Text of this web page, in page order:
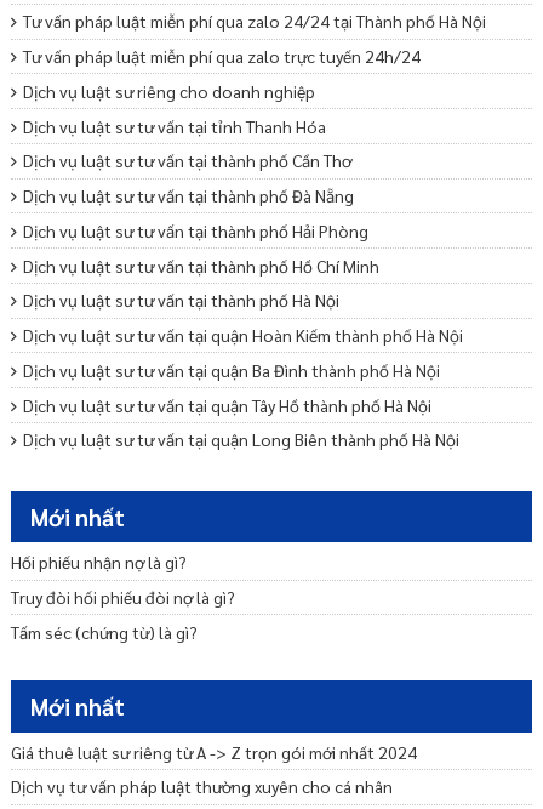
Tư vấn pháp luật miễn phí qua zalo 24/24 tại Thành phố Hà Nội
Tư vấn pháp luật miễn phí qua zalo trực tuyến 24h/24
Dịch vụ luật sư riêng cho doanh nghiệp
Dịch vụ luật sư tư vấn tại tỉnh Thanh Hóa
Dịch vụ luật sư tư vấn tại thành phố Cần Thơ
Dịch vụ luật sư tư vấn tại thành phố Đà Nẵng
Dịch vụ luật sư tư vấn tại thành phố Hải Phòng
Dịch vụ luật sư tư vấn tại thành phố Hồ Chí Minh
Dịch vụ luật sư tư vấn tại thành phố Hà Nội
Dịch vụ luật sư tư vấn tại quận Hoàn Kiếm thành phố Hà Nội
Dịch vụ luật sư tư vấn tại quận Ba Đình thành phố Hà Nội
Dịch vụ luật sư tư vấn tại quận Tây Hồ thành phố Hà Nội
Dịch vụ luật sư tư vấn tại quận Long Biên thành phố Hà Nội
Dịch vụ luật sư tư vấn tại quận Đống Đa thành phố Hà Nội
Dịch vụ luật sư tư vấn tại quận Hai Bà Trưng thành phố Hà Nội
Mới nhất
Hối phiếu nhận nợ là gì?
Truy đòi hối phiếu đòi nợ là gì?
Tấm séc (chứng từ) là gì?
Mới nhất
Giá thuê luật sư riêng từ A -> Z trọn gói mới nhất 2024
Dịch vụ tư vấn pháp luật thường xuyên cho cá nhân